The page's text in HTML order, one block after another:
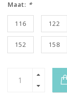
Maat: *
116 122
152 158